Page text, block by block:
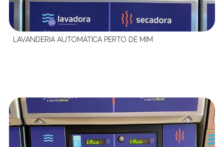
LAVANDERIA AUTOMÁTICA PERTO DE MIM